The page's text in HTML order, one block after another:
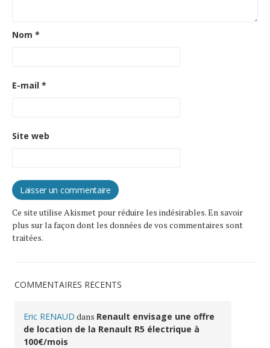
Nom *
E-mail *
Site web
Ce site utilise Akismet pour réduire les indésirables.En savoir
plus sur la façon dont les données de vos commentaires sont
traitées.
COMMENTAIRES RÉCENTS
Eric RENAUD dans Renault envisage une offre
de location de la Renault R5 électrique à
100€/mois